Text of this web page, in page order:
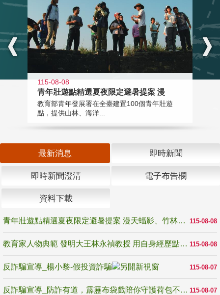
115-08-08
青年壯遊點精選夏夜限定避暑提案 漫
教育部青年發展署在全臺建置100個青年壯遊
點，提供山林、海洋...
最新消息 即時新聞
即時新聞澄清 電子布告欄
資料下載
115-08-08
青年壯遊點精選夏夜限定避暑提案 漫天蝠影、竹林尋蛙、茶香夜觀 邀青年暮色出發
115-08-08
教育家人物典範 發明大王林永禎教授 用自身經歷點亮學生的路
115-08-07
反詐騙宣導_楊小黎-假投資詐騙
115-08-07
反詐騙宣導_防詐有道，霹靂布袋戲陪你守護荷包不受騙